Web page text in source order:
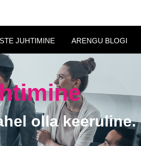
JUHTIMINE ARENGU BLOGI
olla keeruline.